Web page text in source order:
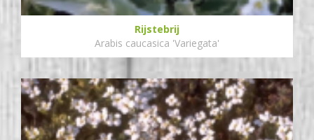
Rijstebrij
Arabis caucasica 'Variegata'